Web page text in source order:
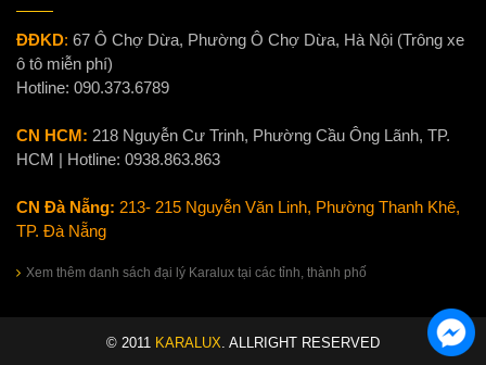
ĐĐKD: 67 Ô Chợ Dừa, Phường Ô Chợ Dừa, Hà Nội (Trông xe
ô tô miễn phí)
Hotline: 090.373.6789
CN HCM: 218 Nguyễn Cư Trinh, Phường Cầu Ông Lãnh, TP.
HCM | Hotline: 0938.863.863
CN Đà Nẵng: 213- 215 Nguyễn Văn Linh, Phường Thanh Khê,
TP. Đà Nẵng
Xem thêm danh sách đại lý Karalux tại các tỉnh, thành phố
© 2011 KARALUX . ALLRIGHT RESERVED